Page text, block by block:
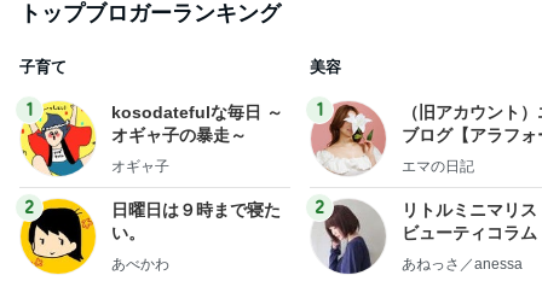
トップブロガーランキング
子育て
1
kosodatefulな毎日 ～
オギャ子の暴走～
オギャ子
2
日曜日は９時まで寝た
い。
あべかわ
美容
1
（旧アカウント
ブログ【アラフォ
社売却セカンドラ
エマの日記
2
リトルミニマリス
ビューティコラ
little
あねっさ／anessa